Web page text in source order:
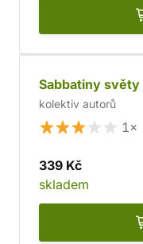
Sabbatiny světy
kolektiv autorů
1×
339 Kč
skladem